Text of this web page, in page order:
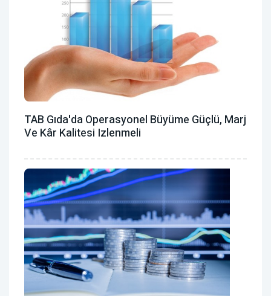
TAB Gıda'da Operasyonel Büyüme Güçlü, Marj
Ve Kâr Kalitesi Izlenmeli